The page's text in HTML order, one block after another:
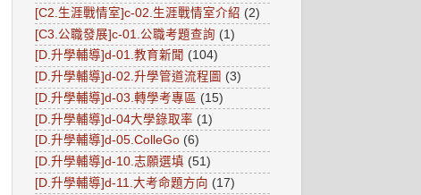
[C2.生涯戰情室]c-02.生涯戰情室介紹 (2)
[C3.公職發展]c-01.公職考題查詢 (1)
[D.升學輔導]d-01.教育新聞 (104)
[D.升學輔導]d-02.升學管道流程圖 (3)
[D.升學輔導]d-03.轉學考專區 (15)
[D.升學輔導]d-04大學錄取率 (1)
[D.升學輔導]d-05.ColleGo (6)
[D.升學輔導]d-10.志願選填 (51)
[D.升學輔導]d-11.大考命題方向 (17)